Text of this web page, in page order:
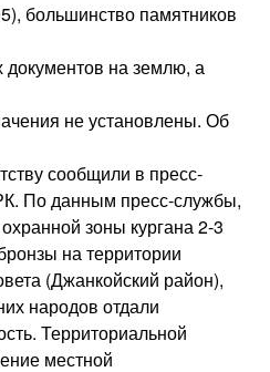
большинство памятников
на землю, а
не установлены. Об
сообщили в пресс-
По данным пресс-службы,
зоны кургана 2-3
на территории
(Джанкойский район),
народов отдали
Территориальной
местной